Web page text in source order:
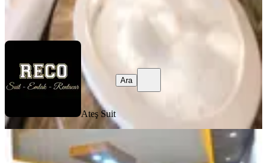
Ateş Suit
Ara
EŞYALI
Sıhhıyede Günlük Kiralık Lüx Daire